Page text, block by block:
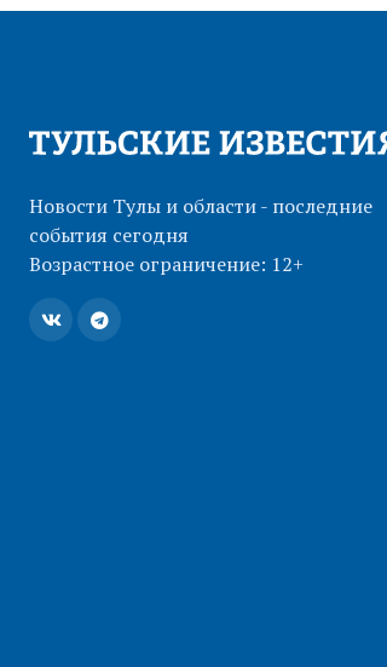
Новости Тулы и области - последние
события сегодня
Возрастное ограничение: 12+